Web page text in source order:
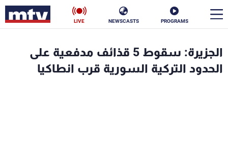
PROGRAMS
NEWSCASTS
LIVE
الجزيرة: سقوط 5 قذائف مدفعية على
الحدود التركية السورية قرب انطاكيا
الأخبار